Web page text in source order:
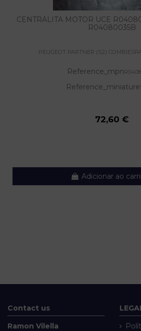
CENTRALITA MOTOR UCE
R04080035B
PEUGEOT PARTNER (S2)
Reference_mpn
Reference_miniature
72,60 €
Adicionar ao
Contact us
Ramon Vilella